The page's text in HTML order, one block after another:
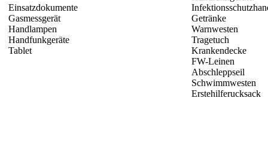
Einsatzdokumente
Gasmessgerät
Handlampen
Handfunkgeräte
Tablet
Getränke
Warnwesten
Tragetuch
Krankendecke
FW-Leinen
Abschleppseil
Schwimmwesten
Erstehilferucksack